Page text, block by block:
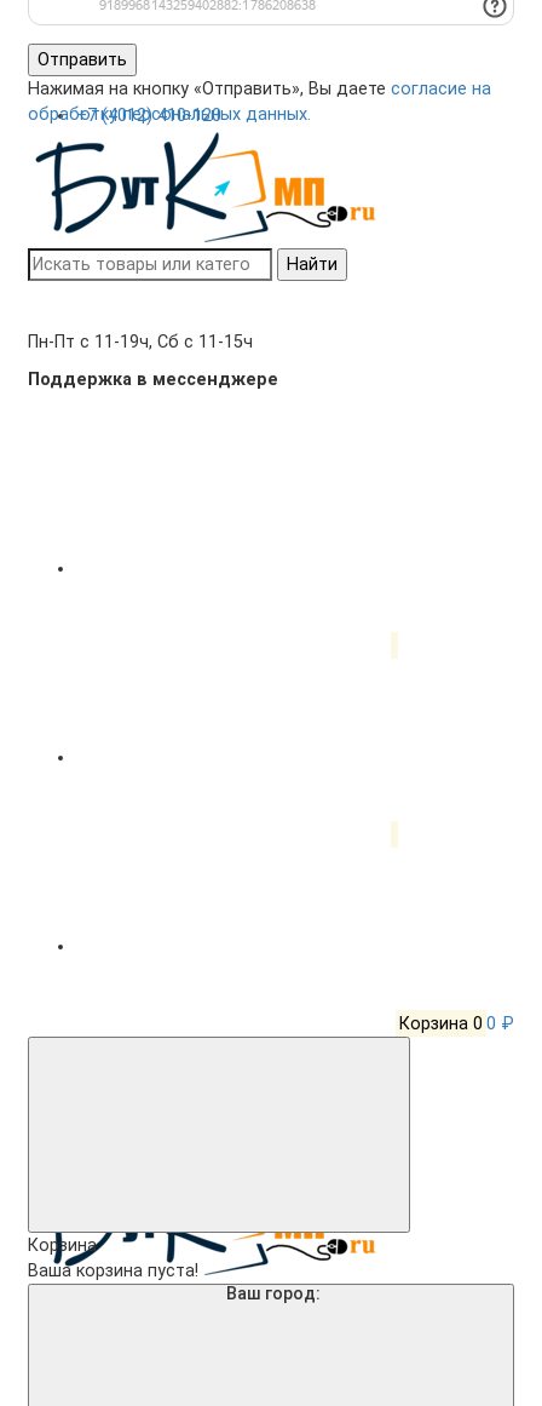
+7 (4012) 410-120
Пн-Пт с 11-19ч, Сб с 11-15ч
Поддержка в мессенджере
Ваш город:
Отправить
Нажимая на кнопку «Отправить», Вы даете согласие на
обработку персональных данных.
Найти
Корзина 0 0 ₽
Корзина
Ваша корзина пуста!